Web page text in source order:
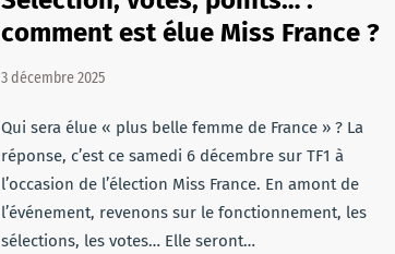
comment est élue Miss France ?
3 décembre 2025
Qui sera élue « plus belle femme de France » ? La
réponse, c’est ce samedi 6 décembre sur TF1 à
l’occasion de l’élection Miss France. En amont de
l’événement, revenons sur le fonctionnement, les
sélections, les votes… Elle seront…